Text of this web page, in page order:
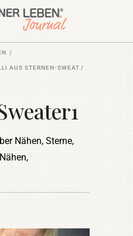
/
AUS STERNEN-SWEAT /
Nähen, Sterne,